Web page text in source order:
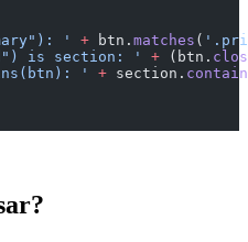
'
+ btn. matches (
is section: '
+ (btn.
'
+ section.